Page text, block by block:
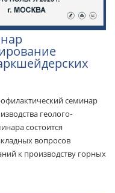
семинар
геолого-
состоится
вопросов
к производству горных